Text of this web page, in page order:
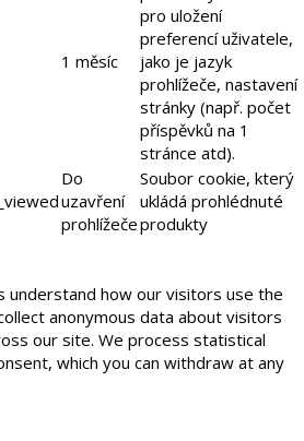
1 měsíc
pro uložení
preferencí uživatele,
jako je jazyk
prohlížeče, nastavení
stránky (např. počet
příspěvků na 1
stránce atd).
Do
uzavření
prohlížeče
Soubor cookie, který
ukládá prohlédnuté
produkty
understand how our visitors use the
anonymous data about visitors
our site. We process statistical
which you can withdraw at any